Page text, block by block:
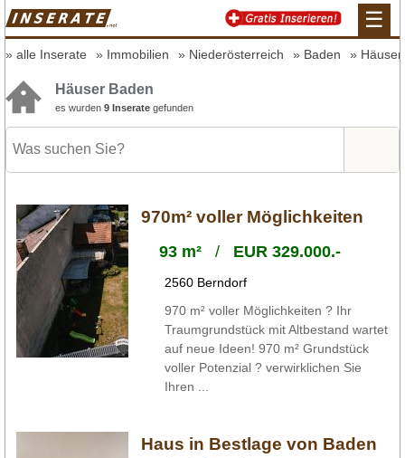
☰
alle Inserate Immobilien Niederösterreich Baden Häuser
Häuser Baden
es wurden 9 Inserate gefunden
970m² voller Möglichkeiten
93 m²/ EUR 329.000.-
2560 Berndorf
970 m² voller Möglichkeiten ? Ihr
Traumgrundstück mit Altbestand wartet
auf neue Ideen! 970 m² Grundstück
voller Potenzial ? verwirklichen Sie
Ihren ...
Haus in Bestlage von Baden